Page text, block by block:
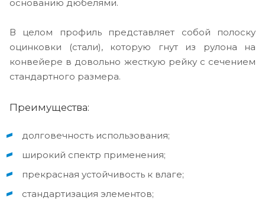
основанию дюбелями.
В целом профиль представляет собой полоску
оцинковки (стали), которую гнут из рулона на
конвейере в довольно жесткую рейку с сечением
стандартного размера.
Преимущества:
долговечность использования;
широкий спектр применения;
прекрасная устойчивость к влаге;
стандартизация элементов;